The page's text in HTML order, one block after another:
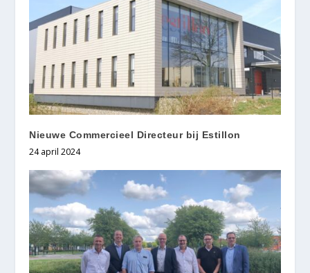
Nieuwe Commercieel Directeur bij Estillon
24 april 2024